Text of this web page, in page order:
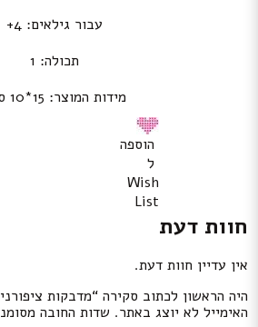
עבור גילאים: 4+
תכולה: 1
מידות המוצר: 15*10 ס”מ
הוספה
ל
Wish
List
חוות דעת
אין עדיין חוות דעת.
היה הראשון לכתוב סקירה “מדבקות
האימייל לא יוצג באתר. שדות החובה